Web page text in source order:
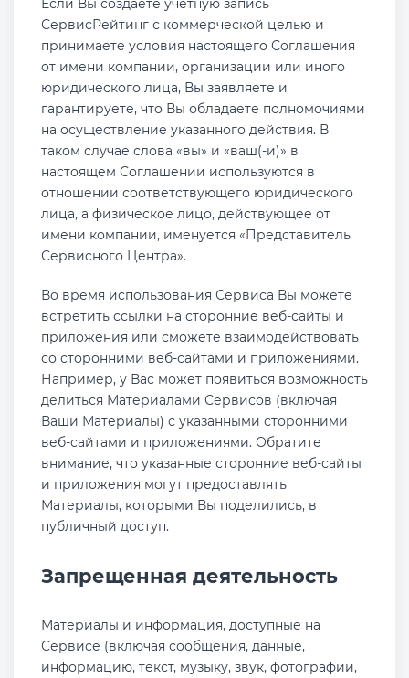
Если Вы создаете учетную запись
СервисРейтинг с коммерческой целью и
принимаете условия настоящего Соглашения
от имени компании, организации или иного
юридического лица, Вы заявляете и
гарантируете, что Вы обладаете полномочиями
на осуществление указанного действия. В
таком случае слова «вы» и «ваш(-и)» в
настоящем Соглашении используются в
отношении соответствующего юридического
лица, а физическое лицо, действующее от
имени компании, именуется «Представитель
Сервисного Центра».
Во время использования Сервиса Вы можете
встретить ссылки на сторонние веб-сайты и
приложения или сможете взаимодействовать
со сторонними веб-сайтами и приложениями.
Например, у Вас может появиться возможность
делиться Материалами Сервисов (включая
Ваши Материалы) с указанными сторонними
веб-сайтами и приложениями. Обратите
внимание, что указанные сторонние веб-сайты
и приложения могут предоставлять
Материалы, которыми Вы поделились, в
публичный доступ.
Запрещенная деятельность
Материалы и информация, доступные на
Сервисе (включая сообщения, данные,
информацию, текст, музыку, звук, фотографии,